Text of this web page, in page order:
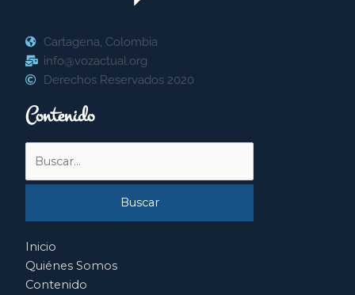
Cartagena, Colombia
info@vozactual.org
Derechos Reservados 2020
Contenido
por:
Inicio
Quiénes Somos
Contenido